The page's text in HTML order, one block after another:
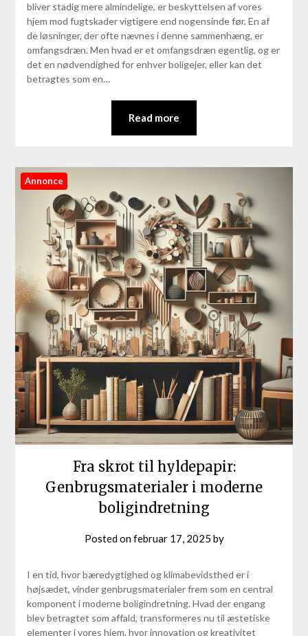
bliver stadig mere almindelige, er beskyttelsen af vores
hjem mod fugtskader vigtigere end nogensinde før. En af
de løsninger, der ofte nævnes i denne sammenhæng, er
omfangsdræn. Men hvad er et omfangsdræn egentlig, og er
det en nødvendighed for enhver boligejer, eller kan det
betragtes som en…
Read more
Annonce
Fra skrot til hyldepapir:
Genbrugsmaterialer i moderne
boligindretning
Posted onfebruar 17, 2025 by
I en tid, hvor bæredygtighed og klimabevidsthed er i
højsædet, vinder genbrugsmaterialer frem som en central
komponent i moderne boligindretning. Hvad der engang
blev betragtet som affald, transformeres nu til æstetiske
elementer i vores hjem, hvor innovation og kreativitet